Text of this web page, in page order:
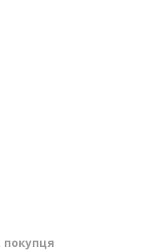
покупця